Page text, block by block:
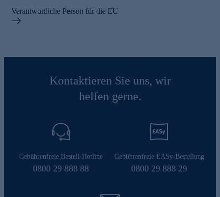
Verantwortliche Person für die EU
Kontaktieren Sie uns, wir
helfen gerne.
Gebührenfreie Bestell-Hotline
0800 29 888 88
Gebührenfreie EASy-Bestellung
0800 29 888 29